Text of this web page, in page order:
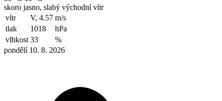
skoro jasno, slabý východní vítr
vítr
V, 4.57 m/s
tlak
1018
hPa
vlhkost 33
%
pondělí 10. 8. 2026